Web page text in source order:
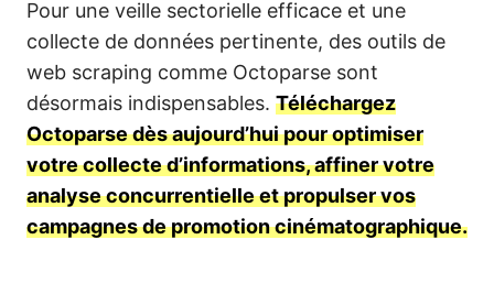
Pour une veille sectorielle efficace et une
collecte de données pertinente, des outils de
web scraping comme Octoparse sont
désormais indispensables. Téléchargez
Octoparse dès aujourd’hui pour optimiser
votre collecte d’informations, affiner votre
analyse concurrentielle et propulser vos
campagnes de promotion cinématographique.